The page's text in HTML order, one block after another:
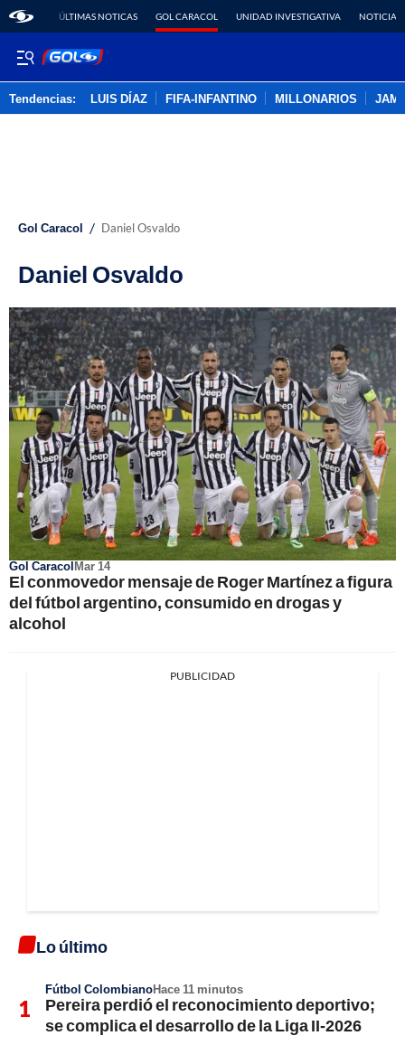
ÚLTIMAS NOTICAS GOL CARACOL UNIDAD INVESTIGATIVA NOTICIAS
Tendencias: LUIS DÍAZ FIFA-INFANTINO MILLONARIOS
Gol Caracol / Daniel Osvaldo
Daniel Osvaldo
Gol CaracolMar 14
El conmovedor mensaje de Roger Martínez a figura
del fútbol argentino, consumido en drogas y
alcohol
PUBLICIDAD
Lo último
Fútbol ColombianoHace 11 minutos
Pereira perdió el reconocimiento deportivo;
se complica el desarrollo de la Liga II-2026